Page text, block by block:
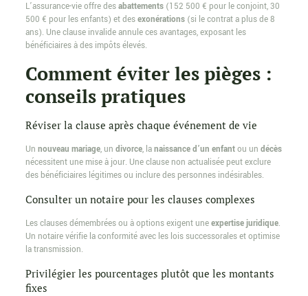
L’assurance-vie offre desabattements(152 500 € pour le conjoint, 30
500 € pour les enfants) et desexonérations(si le contrat a plus de 8
ans). Une clause invalide annule ces avantages, exposant les
bénéficiaires à des impôts élevés.
Comment éviter les pièges :
conseils pratiques
Réviser la clause après chaque événement de vie
Un nouveau mariage, un divorce, lanaissance d’un enfantou un décès
nécessitent une mise à jour. Une clause non actualisée peut exclure
des bénéficiaires légitimes ou inclure des personnes indésirables.
Consulter un notaire pour les clauses complexes
Les clauses démembrées ou à options exigent uneexpertise juridique.
Un notaire vérifie la conformité avec les lois successorales et optimise
la transmission.
Privilégier les pourcentages plutôt que les montants
fixes